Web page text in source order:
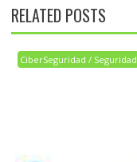
RELATED POSTS
CiberSeguridad / Seguridad